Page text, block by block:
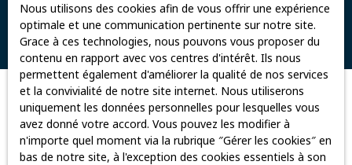
Rechercher
Pertinence
Trier par Créer une alerte
Nous utilisons des cookies afin de vous offrir une expérience
optimale et une communication pertinente sur notre site.
Grace à ces technologies, nous pouvons vous proposer du
contenu en rapport avec vos centres d'intérêt. Ils nous
permettent également d'améliorer la qualité de nos services
et la convivialité de notre site internet. Nous utiliserons
uniquement les données personnelles pour lesquelles vous
avez donné votre accord. Vous pouvez les modifier à
n'importe quel moment via la rubrique ″Gérer les cookies″ en
bas de notre site, à l'exception des cookies essentiels à son